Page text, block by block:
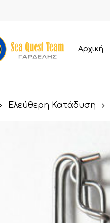
Αρχική
Ελεύθερη Κατάδυση